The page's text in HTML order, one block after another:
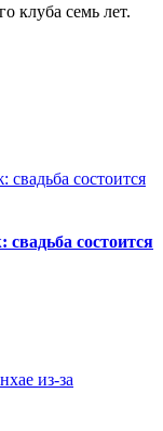
клуба семь лет.
состоится